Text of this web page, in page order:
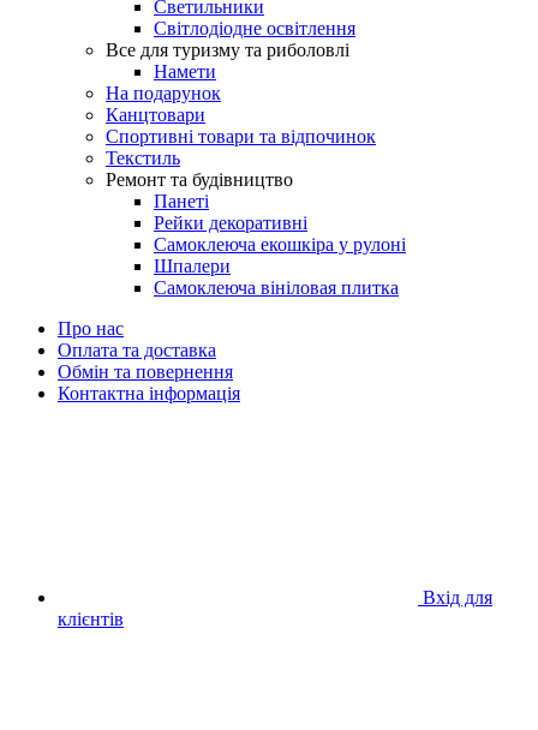
Светильники
Світлодіодне освітлення
Все для туризму та риболовлі
Намети
На подарунок
Канцтовари
Спортивні товари та відпочинок
Текстиль
Ремонт та будівництво
Панеті
Рейки декоративні
Самоклеюча екошкіра у рулоні
Шпалери
Самоклеюча вініловая плитка
Про нас
Оплата та доставка
Обмін та повернення
Контактна інформація
Вхід для
клієнтів